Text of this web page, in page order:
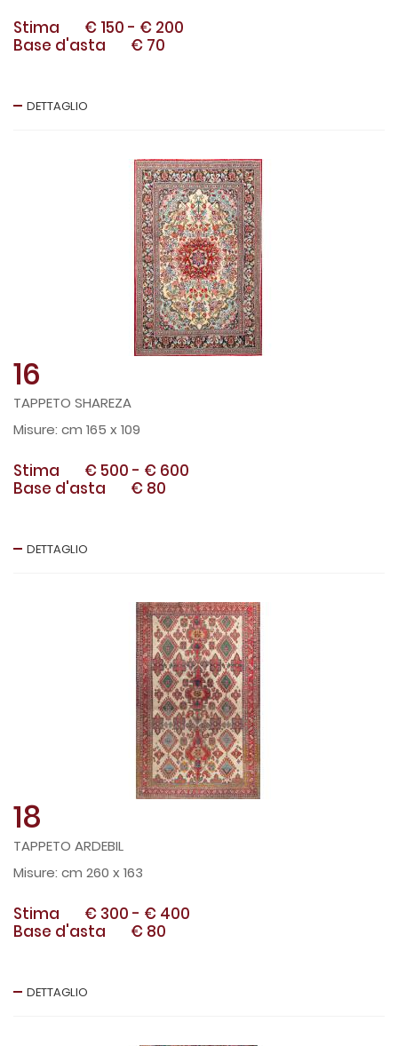
Stima € 150 - € 200
Base d'asta
€ 70
DETTAGLIO
16
TAPPETO SHAREZA
cm 165 x 109
Stima € 500 - € 600
Base d'asta
€ 80
DETTAGLIO
18
TAPPETO ARDEBIL
cm 260 x 163
Stima € 300 - € 400
Base d'asta
€ 80
DETTAGLIO